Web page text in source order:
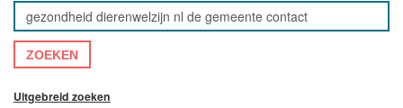
ZOEKEN
Uitgebreid zoeken